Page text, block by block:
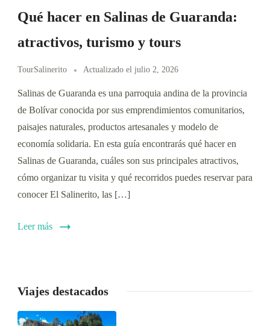
Qué hacer en Salinas de Guaranda:
atractivos, turismo y tours
TourSalinerito Actualizado el julio 2, 2026
Salinas de Guaranda es una parroquia andina de la provincia
de Bolívar conocida por sus emprendimientos comunitarios,
paisajes naturales, productos artesanales y modelo de
economía solidaria. En esta guía encontrarás qué hacer en
Salinas de Guaranda, cuáles son sus principales atractivos,
cómo organizar tu visita y qué recorridos puedes reservar para
conocer El Salinerito, las […]
Leer más
Viajes destacados